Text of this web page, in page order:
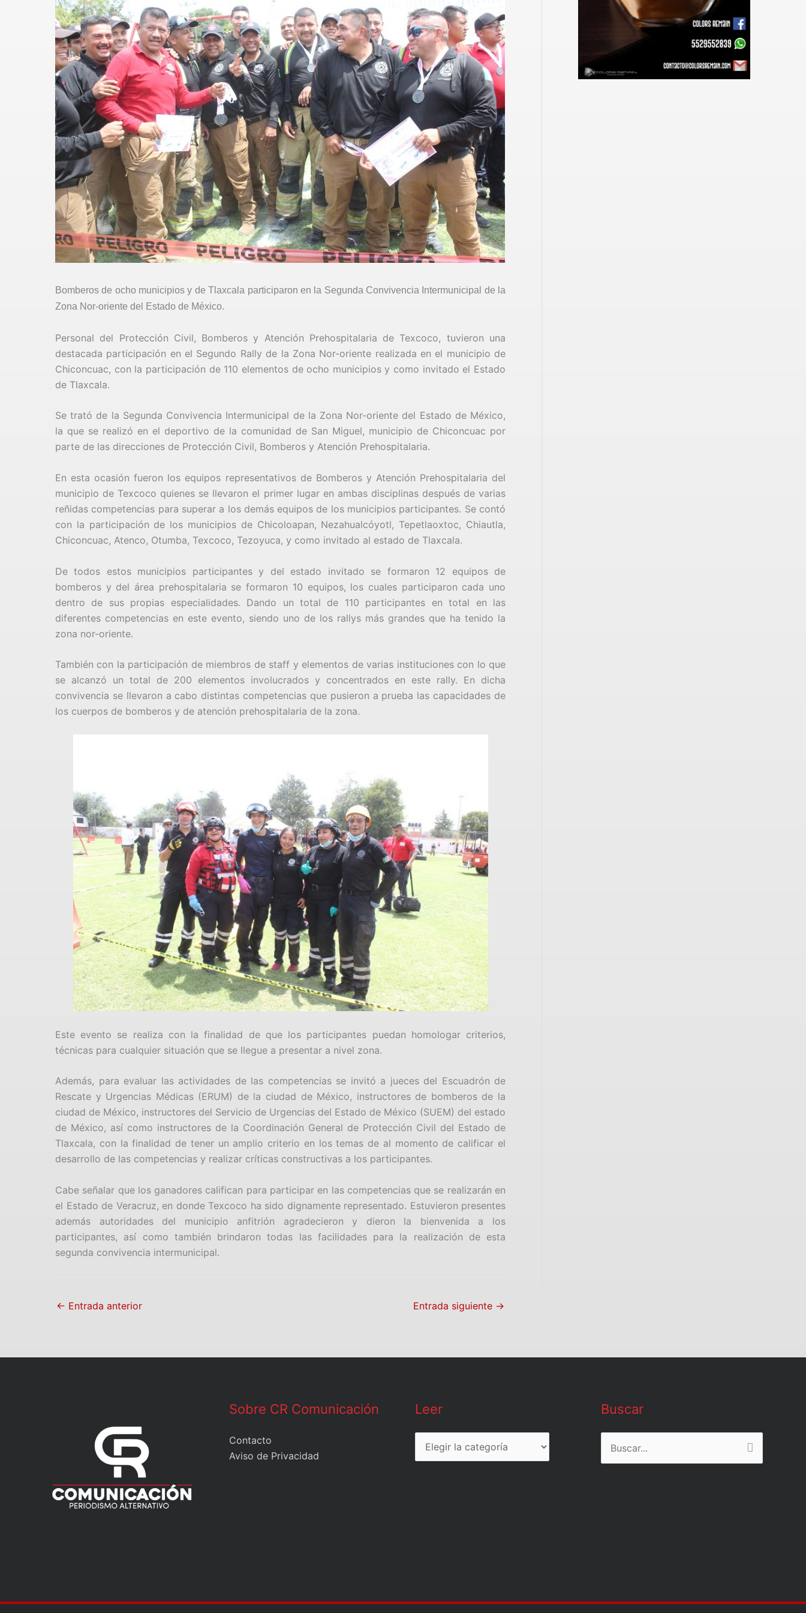
Bomberos de ocho municipios y de Tlaxcala participaron en la Segunda Convivencia Intermunicipal de la
Zona Nor-oriente del Estado de México.
Personal del Protección Civil, Bomberos y Atención Prehospitalaria de Texcoco, tuvieron una
destacada participación en el Segundo Rally de la Zona Nor-oriente realizada en el municipio de
Chiconcuac, con la participación de 110 elementos de ocho municipios y como invitado el Estado
de Tlaxcala.
Se trató de la Segunda Convivencia Intermunicipal de la Zona Nor-oriente del Estado de México,
la que se realizó en el deportivo de la comunidad de San Miguel, municipio de Chiconcuac por
parte de las direcciones de Protección Civil, Bomberos y Atención Prehospitalaria.
En esta ocasión fueron los equipos representativos de Bomberos y Atención Prehospitalaria del
municipio de Texcoco quienes se llevaron el primer lugar en ambas disciplinas después de varias
reñidas competencias para superar a los demás equipos de los municipios participantes. Se contó
con la participación de los municipios de Chicoloapan, Nezahualcóyotl, Tepetlaoxtoc, Chiautla,
Chiconcuac, Atenco, Otumba, Texcoco, Tezoyuca, y como invitado al estado de Tlaxcala.
De todos estos municipios participantes y del estado invitado se formaron 12 equipos de
bomberos y del área prehospitalaria se formaron 10 equipos, los cuales participaron cada uno
dentro de sus propias especialidades. Dando un total de 110 participantes en total en las
diferentes competencias en este evento, siendo uno de los rallys más grandes que ha tenido la
zona nor-oriente.
También con la participación de miembros de staff y elementos de varias instituciones con lo que
se alcanzó un total de 200 elementos involucrados y concentrados en este rally. En dicha
convivencia se llevaron a cabo distintas competencias que pusieron a prueba las capacidades de
los cuerpos de bomberos y de atención prehospitalaria de la zona.
Este evento se realiza con la finalidad de que los participantes puedan homologar criterios,
técnicas para cualquier situación que se llegue a presentar a nivel zona.
Además, para evaluar las actividades de las competencias se invitó a jueces del Escuadrón de
Rescate y Urgencias Médicas (ERUM) de la ciudad de México, instructores de bomberos de la
ciudad de México, instructores del Servicio de Urgencias del Estado de México (SUEM) del estado
de México, así como instructores de la Coordinación General de Protección Civil del Estado de
Tlaxcala, con la finalidad de tener un amplio criterio en los temas de al momento de calificar el
desarrollo de las competencias y realizar críticas constructivas a los participantes.
Cabe señalar que los ganadores califican para participar en las competencias que se realizarán en
el Estado de Veracruz, en donde Texcoco ha sido dignamente representado. Estuvieron presentes
además autoridades del municipio anfitrión agradecieron y dieron la bienvenida a los
participantes, así como también brindaron todas las facilidades para la realización de esta
segunda convivencia intermunicipal.
← Entrada anterior Entrada siguiente →
Sobre CR Comunicación
Contacto
Aviso de Privacidad
Leer
Leer Buscar
Buscar
por: